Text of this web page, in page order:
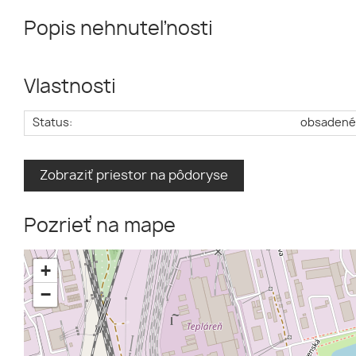
Popis nehnuteľnosti
Vlastnosti
Status: obsadené
Zobraziť priestor na pôdoryse
Pozrieť na mape
+
−